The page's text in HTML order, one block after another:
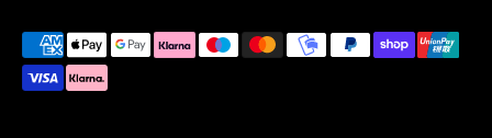
Metodi
di
pagamento